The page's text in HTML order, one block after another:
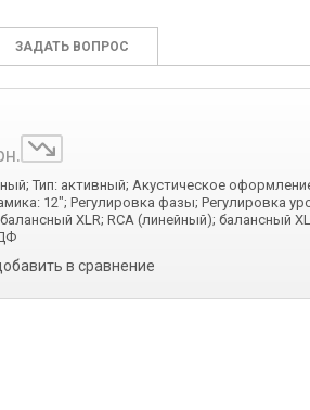
ЗАДАТЬ ВОПРОС
Тип: активный; Акустическое
12"; Регулировка фазы; Регулировка
XLR; RCA (линейный); балансный
в сравнение